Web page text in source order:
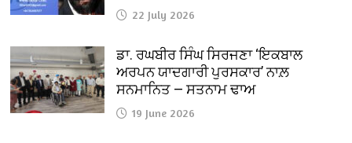
22 July 2026
ਡਾ. ਰਘਬੀਰ ਸਿੰਘ ਸਿਰਜਣਾ ‘ਇਕਬਾਲ
ਅਰਪਨ ਯਾਦਗਾਰੀ ਪੁਰਸਕਾਰ’ ਨਾਲ਼
ਸਨਮਾਨਿਤ — ਸਤਨਾਮ ਢਾਅ
19 June 2026